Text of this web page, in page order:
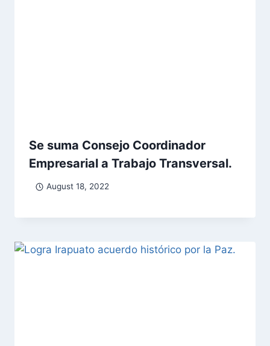
Se suma Consejo Coordinador
Empresarial a Trabajo Transversal.
August 18, 2022